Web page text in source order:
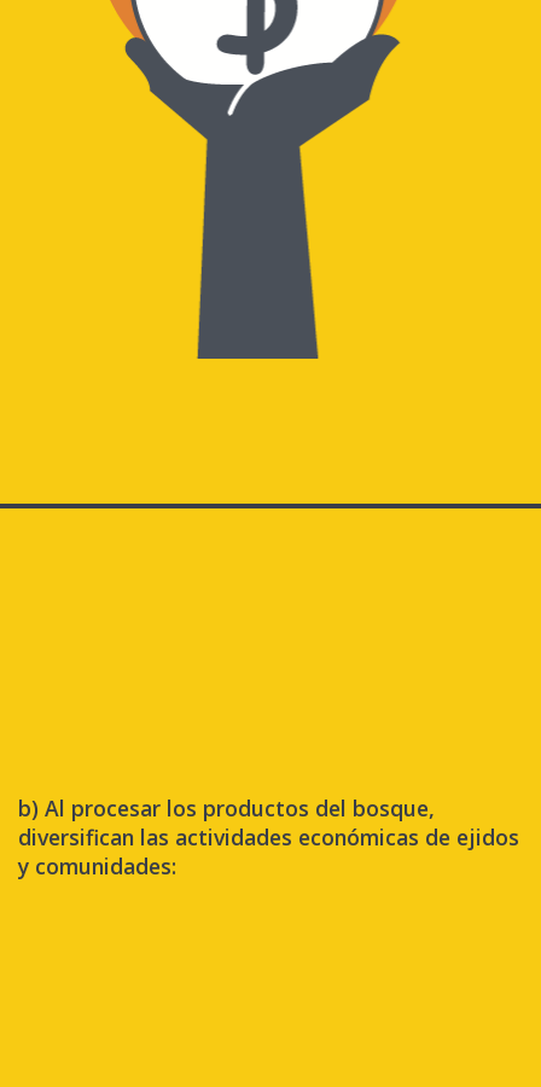
b) Al procesar los productos del bosque,
diversifican las actividades económicas de ejidos
y comunidades: